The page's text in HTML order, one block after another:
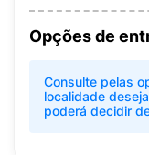
Opções de
Consulte pelas
localidade
poderá decidir